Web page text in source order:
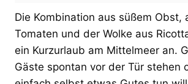
Die Kombination aus süßem Obst,
Tomaten und der Wolke aus
ein Kurzurlaub am Mittelmeer an.
Gäste spontan vor der Tür stehen